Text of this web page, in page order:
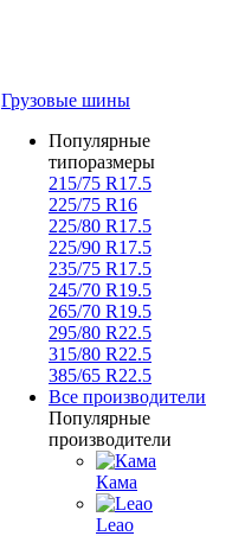
Грузовые шины
Популярные
типоразмеры
215/75 R17.5
225/75 R16
225/80 R17.5
225/90 R17.5
235/75 R17.5
245/70 R19.5
265/70 R19.5
295/80 R22.5
315/80 R22.5
385/65 R22.5
Все производители
Популярные
производители
Кама
Leao